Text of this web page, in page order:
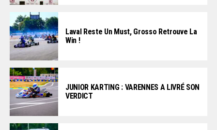
Laval Reste Un Must, Grosso Retrouve La
Win !
JUNIOR KARTING : VARENNES A LIVRÉ SON
VERDICT